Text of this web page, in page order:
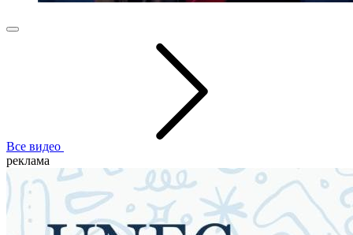
Все видео
реклама